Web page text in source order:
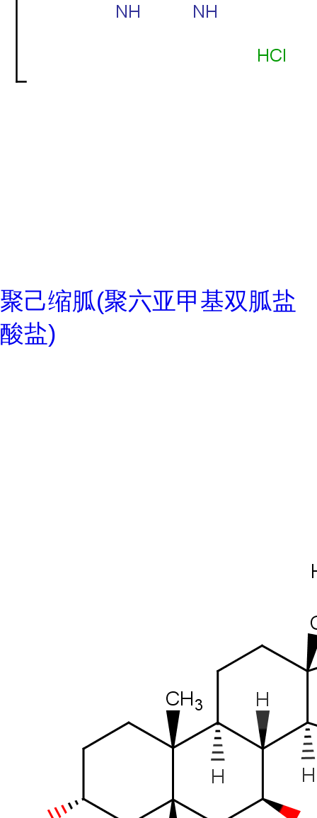
聚己缩胍(聚六亚甲基双胍盐
酸盐)